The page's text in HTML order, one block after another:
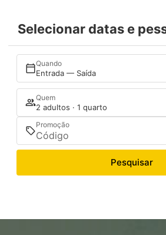
Selecionar datas e
Quando
Entrada — Saída
Quem
2 adultos · 1 quarto
Promoção
Pesquisar